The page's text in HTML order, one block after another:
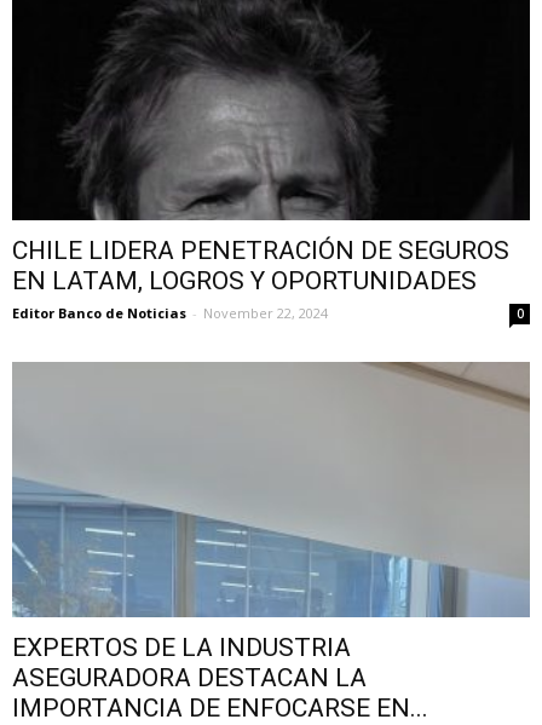
CHILE LIDERA PENETRACIÓN DE SEGUROS
EN LATAM, LOGROS Y OPORTUNIDADES
Editor Banco de Noticias - November 22, 2024 0
EXPERTOS DE LA INDUSTRIA
ASEGURADORA DESTACAN LA
IMPORTANCIA DE ENFOCARSE EN...